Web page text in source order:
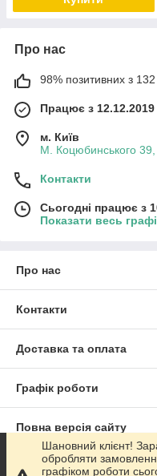
Про нас
98% позитивних з 132
Працює з 12.12.2019
м. Київ
М. Коцюбинського 39,
Контакти
Сьогодні працює з
Показати весь
Про нас
Контакти
Доставка та оплата
Графік роботи
Повна версія сайту
Сайт створено на
Шановний клієнт!
обробляти
графіком роботи